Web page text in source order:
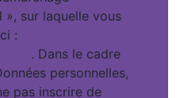
sur laquelle vous
:
. Dans le cadre
personnelles,
pas inscrire de